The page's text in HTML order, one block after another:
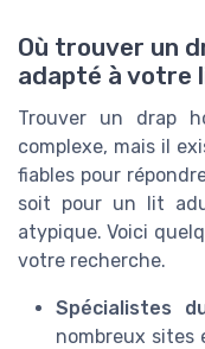
Où trouver un
adapté à votre
Trouver un drap
complexe, mais il
fiables pour
soit pour un lit
atypique. Voici
votre recherche.
Spécialistes
nombreux sites